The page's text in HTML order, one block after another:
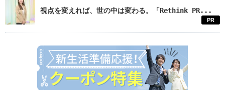
視点を変えれば、世の中は変わる。「Rethink PR...
PR